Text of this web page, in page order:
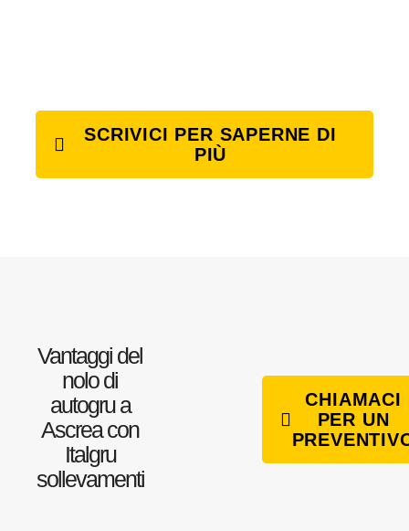
SCRIVICI PER SAPERNE DI
PIÙ
Vantaggi del
nolo di
autogru a
Ascrea con
Italgru
sollevamenti
CHIAMACI
PER UN